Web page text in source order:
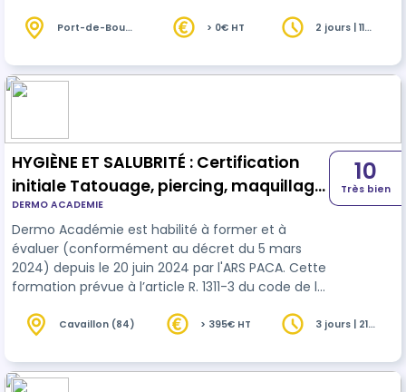
Port-de-Bouc
> 0€ HT
2 jours | 11
HYGIÈNE ET SALUBRITÉ : Certification
initiale Tatouage, piercing, maquillage
permanent
DERMO ACADEMIE
Dermo Académie est habilité à former et à
évaluer (conformément au décret du 5 mars
2024) depuis le 20 juin 2024 par l'ARS PACA. Cette
formation prévue à l’article R. 1311-3 du code de la
et une heures réparties sur trois jours, dont 14
heures (Jour 3) consacrées à la formation
pratique.
10
Très bien
Cavaillon (84) > 395€ HT
3 jours | 21